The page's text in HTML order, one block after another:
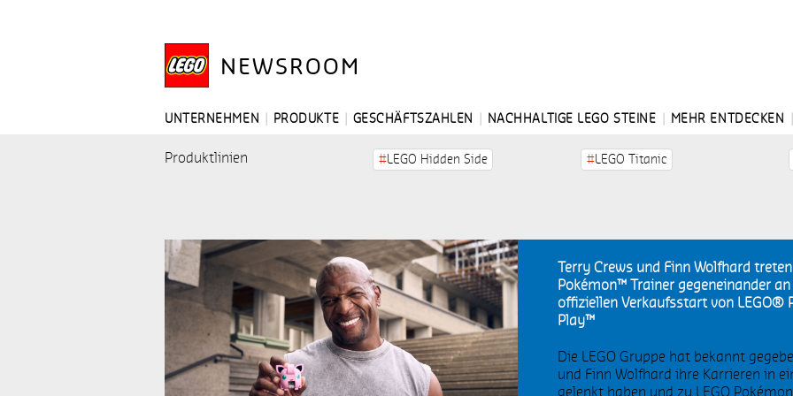
NEWSROOM
UNTERNEHMEN PRODUKTE GESCHÄFTSZAHLEN NACHHALTIGE LEGO STEINE MEHR ENTDECKEN
Produktlinien LEGO Hidden Side LEGO Titanic
LEGO adidas LEGO Botanicals LEGO MOVIE 2
LEGO DUPLO LEGO City LEGO Friends
LEGO Technic #IAA Mobility LEGO NINJAGO™
LEGO DC Comics Super Heroes™ LEGO Speed Champions LEGO Disney
Terry Crews und Finn Wolfhard
Pokémon™ Trainer gegeneinander
offiziellen Verkaufsstart von LEGO®
Play™
Die LEGO Gruppe hat bekannt
und Finn Wolfhard ihre Karrieren in
gelenkt haben und zu LEGO